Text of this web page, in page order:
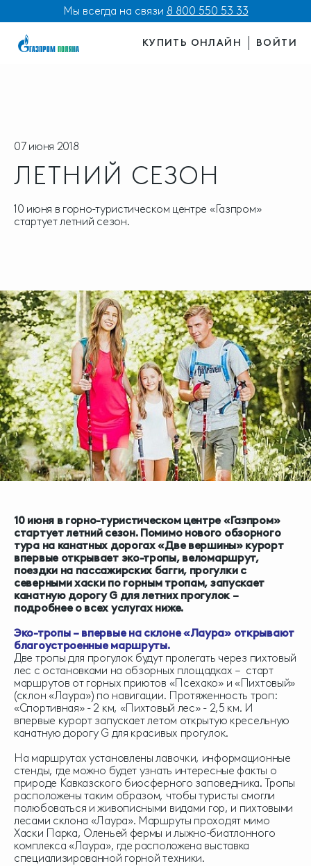
Мы всегда на связи 8 800 550 53 33
КУПИТЬ ОНЛАЙН ВОЙТИ
07 июня 2018
ЛЕТНИЙ СЕЗОН
10 июня в горно-туристическом центре «Газпром»
стартует летний сезон.
10 июня в горно-туристическом центре «Газпром»
стартует летний сезон. Помимо нового обзорного
тура на канатных дорогах «Две вершины» курорт
впервые открывает эко-тропы, веломаршрут,
поездки на пассажирских багги, прогулки с
северными хаски по горным тропам, запускает
канатную дорогу G для летних прогулок –
подробнее о всех услугах ниже.
Эко-тропы – впервые на склоне «Лаура» открывают
благоустроенные маршруты.
Две тропы для прогулок будут пролегать через пихтовый
лес с остановками на обзорных площадках – старт
маршрутов от горных приютов «Псехако» и «Пихтовый»
(склон «Лаура») по навигации. Протяженность троп:
«Спортивная» - 2 км, «Пихтовый лес» - 2,5 км. И
впервые курорт запускает летом открытую кресельную
канатную дорогу G для красивых прогулок.
На маршрутах установлены лавочки, информационные
стенды, где можно будет узнать интересные факты о
природе Кавказского биосферного заповедника. Тропы
расположены таким образом, чтобы туристы смогли
полюбоваться и живописными видами гор, и пихтовыми
лесами склона «Лаура». Маршруты проходят мимо
Хаски Парка, Оленьей фермы и лыжно-биатлонного
комплекса «Лаура», где расположена выставка
специализированной горной техники.